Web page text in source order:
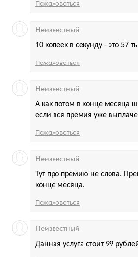
Пожаловаться
10 копеек в секунду - это 57
Неизвестный
Пожаловаться
А как потом в конце месяца
если вся премия уже
Неизвестный
Пожаловаться
Тут про премию не слова.
конце месяца.
Неизвестный
Пожаловаться
Данная услуга стоит 99
Неизвестный